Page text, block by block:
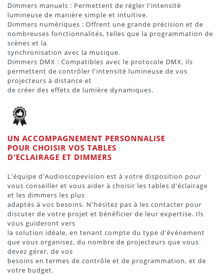
Dimmers manuels : Permettent de régler l'intensité
lumineuse de manière simple et intuitive.
Dimmers numériques : Offrent une grande précision et de
nombreuses fonctionnalités, telles que la programmation de
scènes et la
synchronisation avec la musique.
Dimmers DMX : Compatibles avec le protocole DMX, ils
permettent de contrôler l'intensité lumineuse de vos
projecteurs à distance et
de créer des effets de lumière dynamiques.
UN ACCOMPAGNEMENT PERSONNALISE
POUR CHOISIR VOS TABLES
D'ECLAIRAGE ET DIMMERS
L'équipe d'Audioscopevision est à votre disposition pour
vous conseiller et vous aider à choisir les tables d'éclairage
et les dimmers les plus
adaptés à vos besoins. N'hésitez pas à les contacter pour
discuter de votre projet et bénéficier de leur expertise. Ils
vous guideront vers
la solution idéale, en tenant compte du type d'événement
que vous organisez, du nombre de projecteurs que vous
devez gérer, de vos
besoins en termes de contrôle et de programmation, et de
votre budget.